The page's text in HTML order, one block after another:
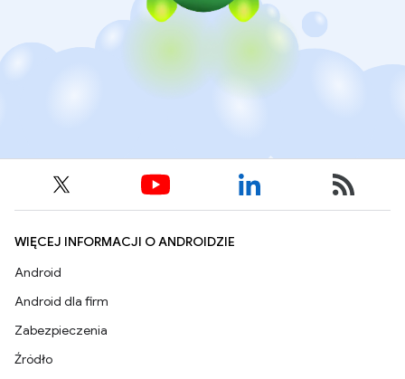
WIĘCEJ INFORMACJI O ANDROIDZIE
Android
Android dla firm
Zabezpieczenia
Źródło